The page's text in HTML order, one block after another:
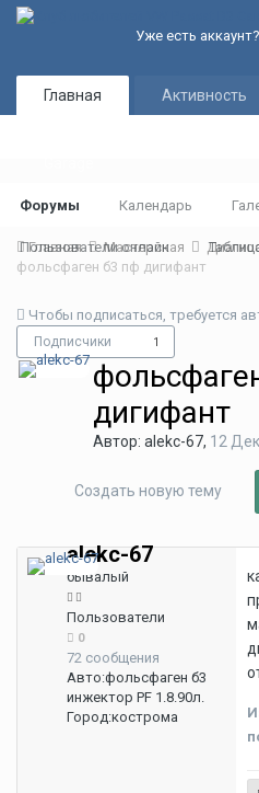
Уже есть
Главная
Форумы Календарь
Пользователи онлайн
Активность
Главная Мастерская
фольсфаген б3 пф дигифант
Чтобы подписаться, требуется
Подписчики 1
дигифант
Автор: alekc-67, 12
Создать новую тему
alekc-67
бывалый
Пользователи
0
72 сообщения
Авто:фольсфаген б3
инжектор PF 1.8.90л.
Город:кострома